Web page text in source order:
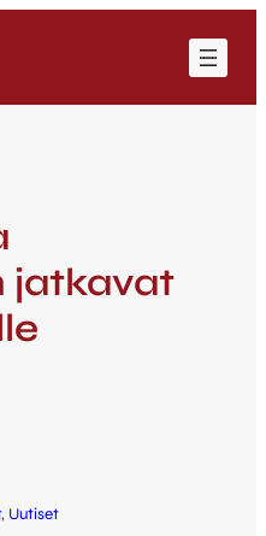
jatkavat
, Uutiset